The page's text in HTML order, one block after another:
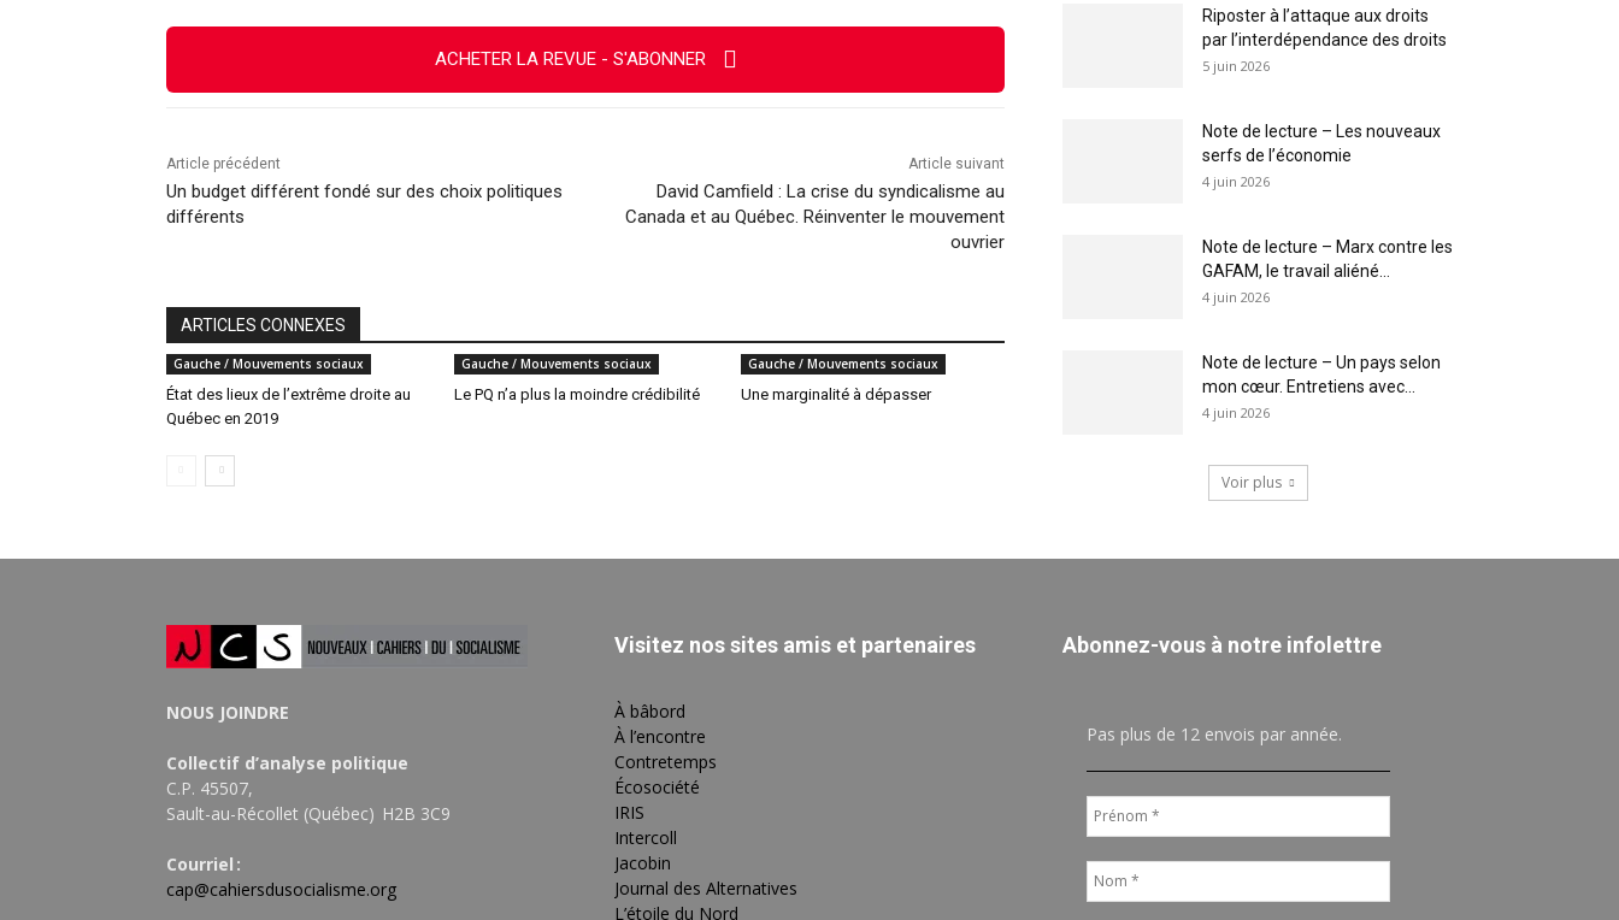
ACHETER LA REVUE - S'ABONNER
Article précédent
Un budget différent fondé sur des choix politiques
différents
Article suivant
David Camﬁeld : La crise du syndicalisme au
Canada et au Québec. Réinventer le mouvement
ouvrier
ARTICLES CONNEXES
Gauche / Mouvements sociaux
État des lieux de l’extrême droite au
Québec en 2019
Gauche / Mouvements sociaux
Le PQ n’a plus la moindre crédibilité
Gauche / Mouvements sociaux
Une marginalité à dépasser
Riposter à l’attaque aux droits
par l’interdépendance des droits
5 juin 2026
Note de lecture – Les nouveaux
serfs de l’économie
4 juin 2026
Note de lecture – Marx contre les
GAFAM, le travail aliéné...
4 juin 2026
Note de lecture – Un pays selon
mon cœur. Entretiens avec...
4 juin 2026
Voir plus
NOUS JOINDRE
Collectif d’analyse politique
C.P. 45507,
Sault-au-Récollet (Québec) H2B 3C9
Courriel :
cap@cahiersdusocialisme.org
Visitez nos sites amis et partenaires
À bâbord
À l’encontre
Contretemps
Écosociété
IRIS
Intercoll
Jacobin
Journal des Alternatives
L’étoile du Nord
Abonnez-vous à notre infolettre
Pas plus de 12 envois par année.